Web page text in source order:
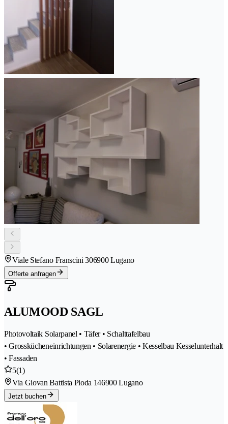
Viale Stefano Franscini 306900 Lugano
Offerte anfragen
ALUMOOD SAGL
Photovoltaik Solarpanel • Täfer • Schalttafelbau
• Grosskücheneinrichtungen • Solarenergie • Kesselbau Kesselunterhalt
• Fassaden
5(1)
Via Giovan Battista Pioda 146900 Lugano
Jetzt buchen